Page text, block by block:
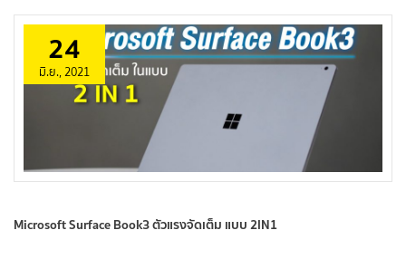
24
มิ.ย., 2021
Microsoft Surface Book3 ตัวแรงจัดเต็ม แบบ 2IN1